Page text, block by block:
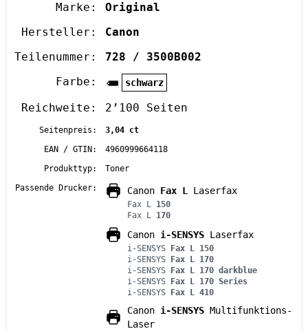
Marke:
Original
Hersteller:
Canon
Teilenummer:
728 / 3500B002
Farbe:
schwarz
Reichweite: 2’100 Seiten
Seitenpreis:
3,04 ct
EAN / GTIN:
4960999664118
Produkttyp:
Toner
Passende Drucker:
Canon Fax L Laserfax
Fax L 150
Fax L 170
Canon i-SENSYS Laserfax
i-SENSYS Fax L 150
i-SENSYS Fax L 170
i-SENSYS Fax L 170 darkblue
i-SENSYS Fax L 170 Series
i-SENSYS Fax L 410
Canon i-SENSYS Multifunktions-
Laser